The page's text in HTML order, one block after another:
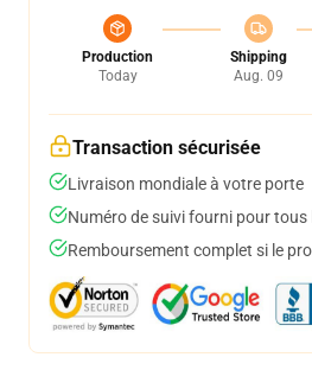
Production
Today
Shipping
Aug. 09
Transaction sécurisée
Livraison mondiale à votre porte
Numéro de suivi fourni pour tous
Remboursement complet si le